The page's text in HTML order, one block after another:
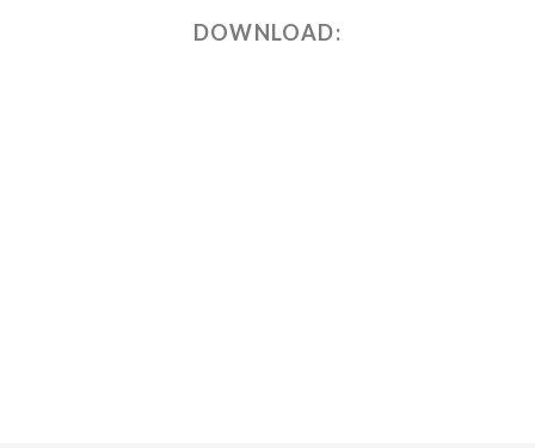
DOWNLOAD: